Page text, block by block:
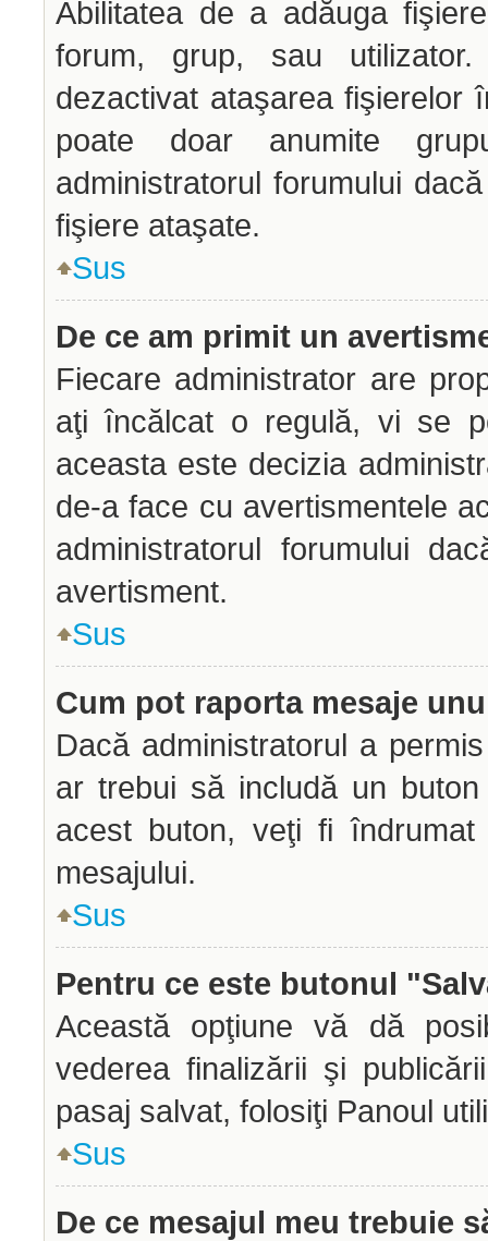
Abilitatea de a adăuga
forum, grup, sau
dezactivat ataşarea
poate doar anumite
administratorul forumului
fişiere ataşate.
Sus
De ce am primit un
Fiecare administrator are
aţi încălcat o regulă, vi se
aceasta este decizia
de-a face cu avertismentele
administratorul forumului
avertisment.
Sus
Cum pot raporta mesaje
Dacă administratorul a
ar trebui să includă un
acest buton, veţi fi
mesajului.
Sus
Pentru ce este butonul
Această opţiune vă dă
vederea finalizării şi
pasaj salvat, folosiţi Panoul
Sus
De ce mesajul meu trebuie